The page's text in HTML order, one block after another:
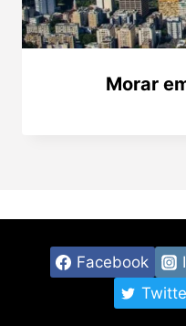
Morar
Facebook